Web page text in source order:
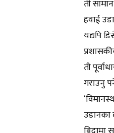
ती
हवाई
यद्यपि
ती
गराउनु
उडानका